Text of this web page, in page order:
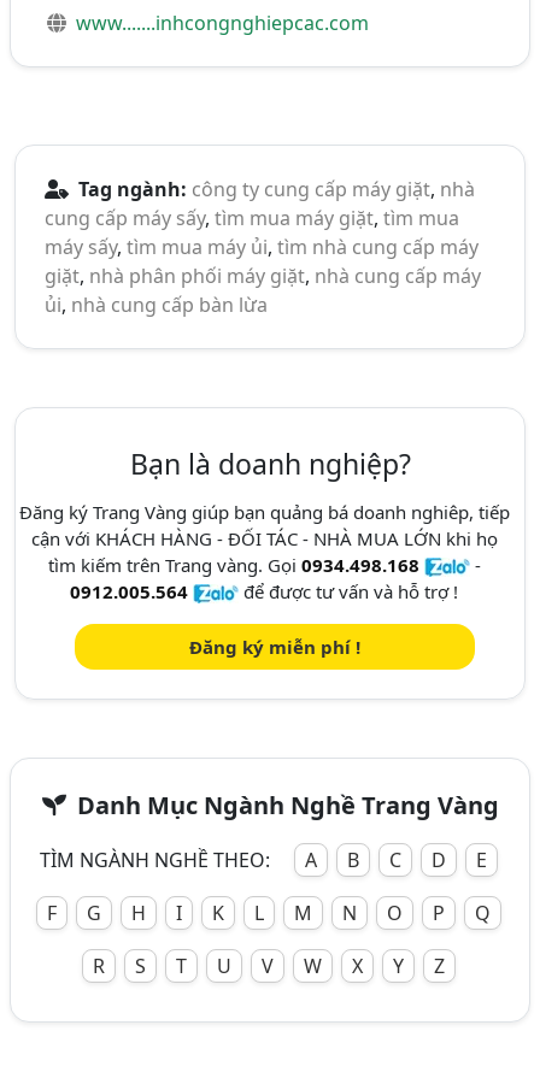
www.......inhcongnghiepcac.com
Tag ngành: công ty cung cấp máy giặt, nhà
cung cấp máy sấy, tìm mua máy giặt, tìm mua
máy sấy, tìm mua máy ủi, tìm nhà cung cấp máy
giặt, nhà phân phối máy giặt, nhà cung cấp máy
ủi, nhà cung cấp bàn lừa
Bạn là doanh nghiệp?
Đăng ký Trang Vàng giúp bạn quảng bá doanh nghiêp, tiếp
cận với KHÁCH HÀNG - ĐỐI TÁC - NHÀ MUA LỚN khi họ
tìm kiếm trên Trang vàng. Gọi 0934.498.168
-
0912.005.564
để được tư vấn và hỗ trợ !
Đăng ký miễn phí !
Danh Mục Ngành Nghề Trang Vàng
TÌM NGÀNH NGHỀ THEO: A B C D
E
F
G H I K L M N O P
Q
R
S T U V W X Y Z